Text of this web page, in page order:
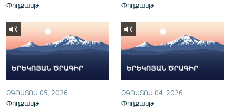
English
Русский
ՀԵՏԵՎԵՔ ՄԵԶ
Փոդքասթ Փոդքասթ
ՕԳՈՍՏՈՍ 05, 2026
Փոդքասթ
ՕԳՈՍՏՈՍ 04, 2026
Փոդքասթ